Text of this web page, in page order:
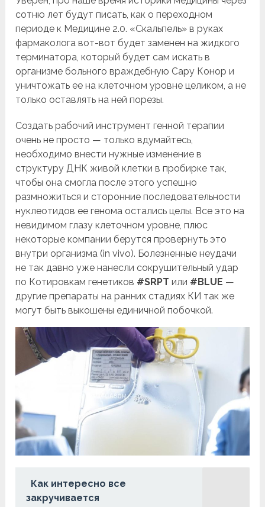
сотню лет будут писать, как о переходном
периоде к Медицине 2.0. «Скальпель» в руках
фармаколога вот-вот будет заменен на жидкого
терминатора, который будет сам искать в
организме больного враждебную Сару Конор и
уничтожать ее на клеточном уровне целиком, а не
только оставлять на ней порезы.
Создать рабочий инструмент генной терапии
очень не просто — только вдумайтесь,
необходимо внести нужные изменение в
структуру ДНК живой клетки в пробирке так,
чтобы она смогла после этого успешно
размножиться и сторонние последовательности
нуклеотидов ее генома остались целы. Все это на
невидимом глазу клеточном уровне, плюс
некоторые компании берутся провернуть это
внутри организма (in vivo). Болезненные неудачи
не так давно уже нанесли сокрушительный удар
по Котировкам генетиков #SRPT или #BLUE —
другие препараты на ранних стадиях КИ так же
могут быть выкошены единичной побочкой.
Как интересно все
закручивается